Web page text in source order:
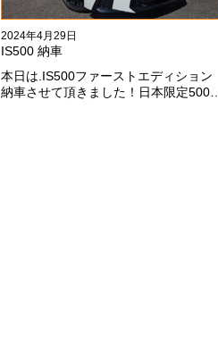
2024年4月29日
IS500 納車
本日は.IS500ファーストエディション
納車させて頂きました！日本限定500台